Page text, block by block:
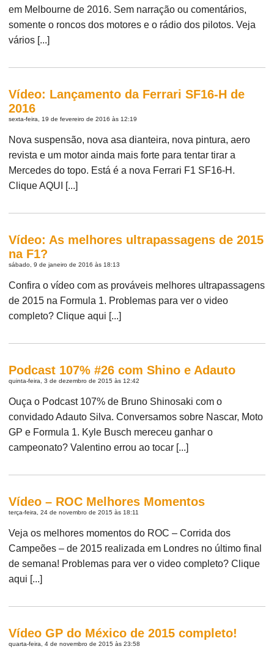
em Melbourne de 2016. Sem narração ou comentários,
somente o roncos dos motores e o rádio dos pilotos. Veja
vários [...]
Vídeo: Lançamento da Ferrari SF16-H de
2016
sexta-feira, 19 de fevereiro de 2016 às 12:19
Nova suspensão, nova asa dianteira, nova pintura, aero
revista e um motor ainda mais forte para tentar tirar a
Mercedes do topo. Está é a nova Ferrari F1 SF16-H.
Clique AQUI [...]
Vídeo: As melhores ultrapassagens de 2015
na F1?
sábado, 9 de janeiro de 2016 às 18:13
Confira o vídeo com as prováveis melhores ultrapassagens
de 2015 na Formula 1. Problemas para ver o video
completo? Clique aqui [...]
Podcast 107% #26 com Shino e Adauto
quinta-feira, 3 de dezembro de 2015 às 12:42
Ouça o Podcast 107% de Bruno Shinosaki com o
convidado Adauto Silva. Conversamos sobre Nascar, Moto
GP e Formula 1. Kyle Busch mereceu ganhar o
campeonato? Valentino errou ao tocar [...]
Vídeo – ROC Melhores Momentos
terça-feira, 24 de novembro de 2015 às 18:11
Veja os melhores momentos do ROC – Corrida dos
Campeões – de 2015 realizada em Londres no último final
de semana! Problemas para ver o video completo? Clique
aqui [...]
Vídeo GP do México de 2015 completo!
quarta-feira, 4 de novembro de 2015 às 23:58